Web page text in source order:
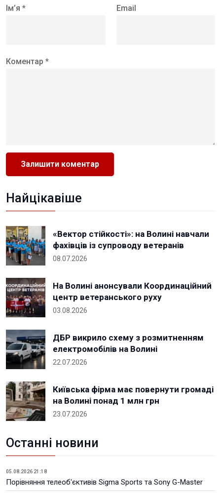
Ім’я * Email
Коментар *
Найцікавіше
«Вектор стійкості»: на Волині навчали
фахівців із супроводу ветеранів
08.07.2026
На Волині анонсували Координаційний
центр ветеранського руху
03.08.2026
ДБР викрило схему з розмитненням
електромобілів на Волині
22.07.2026
Київська фірма має повернути громаді
на Волині понад 1 млн грн
23.07.2026
Останні новини
05.08.2026 21:18
Порівняння телеоб'єктивів Sigma Sports та Sony G-Master